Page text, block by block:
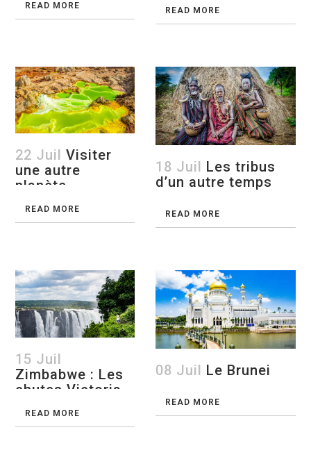
READ MORE READ MORE
22 Juil Visiter
une autre
planète
READ MORE
18 Juil Les tribus
d’un autre temps
READ MORE
15 Juil
Zimbabwe : Les
chutes Victoria
READ MORE
08 Juil Le Brunei
READ MORE